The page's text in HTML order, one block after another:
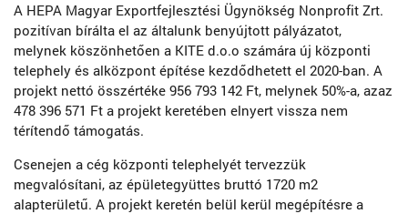
A HEPA Magyar Exportfejlesztési Ügynökség Nonprofit Zrt.
pozitívan bírálta el az általunk benyújtott pályázatot,
melynek köszönhetően a KITE d.o.o számára új központi
telephely és alközpont építése kezdődhetett el 2020-ban. A
projekt nettó összértéke 956 793 142 Ft, melynek 50%-a, azaz
478 396 571 Ft a projekt keretében elnyert vissza nem
térítendő támogatás.
Csenejen a cég központi telephelyét tervezzük
megvalósítani, az épületegyüttes bruttó 1720 m2
alapterületű. A projekt keretén belül kerül megépítésre a